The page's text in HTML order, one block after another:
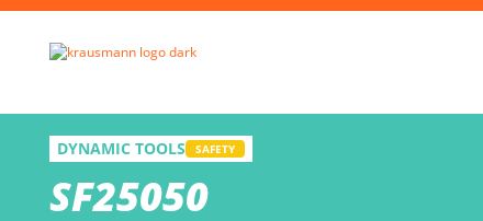
SF25050
Υποδήματα εργασίας TRACKER SB-SRA low cut
DYNAMIC TOOLS SAFETY
SF25050